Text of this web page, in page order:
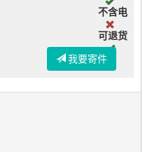
不含电
可退货
我要寄件